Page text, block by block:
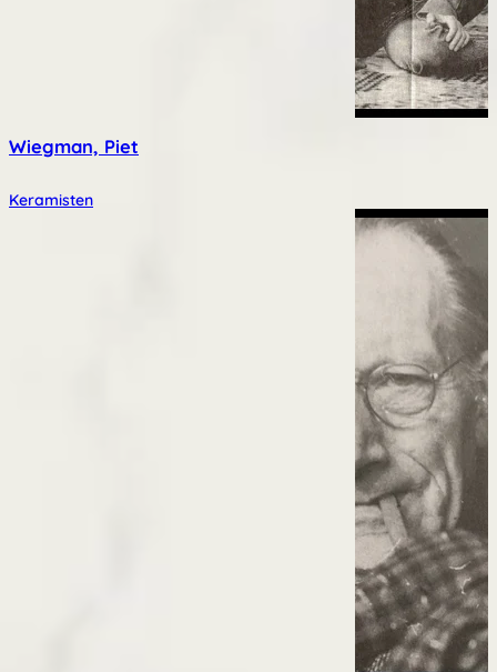
Wiegman, Piet
Keramisten